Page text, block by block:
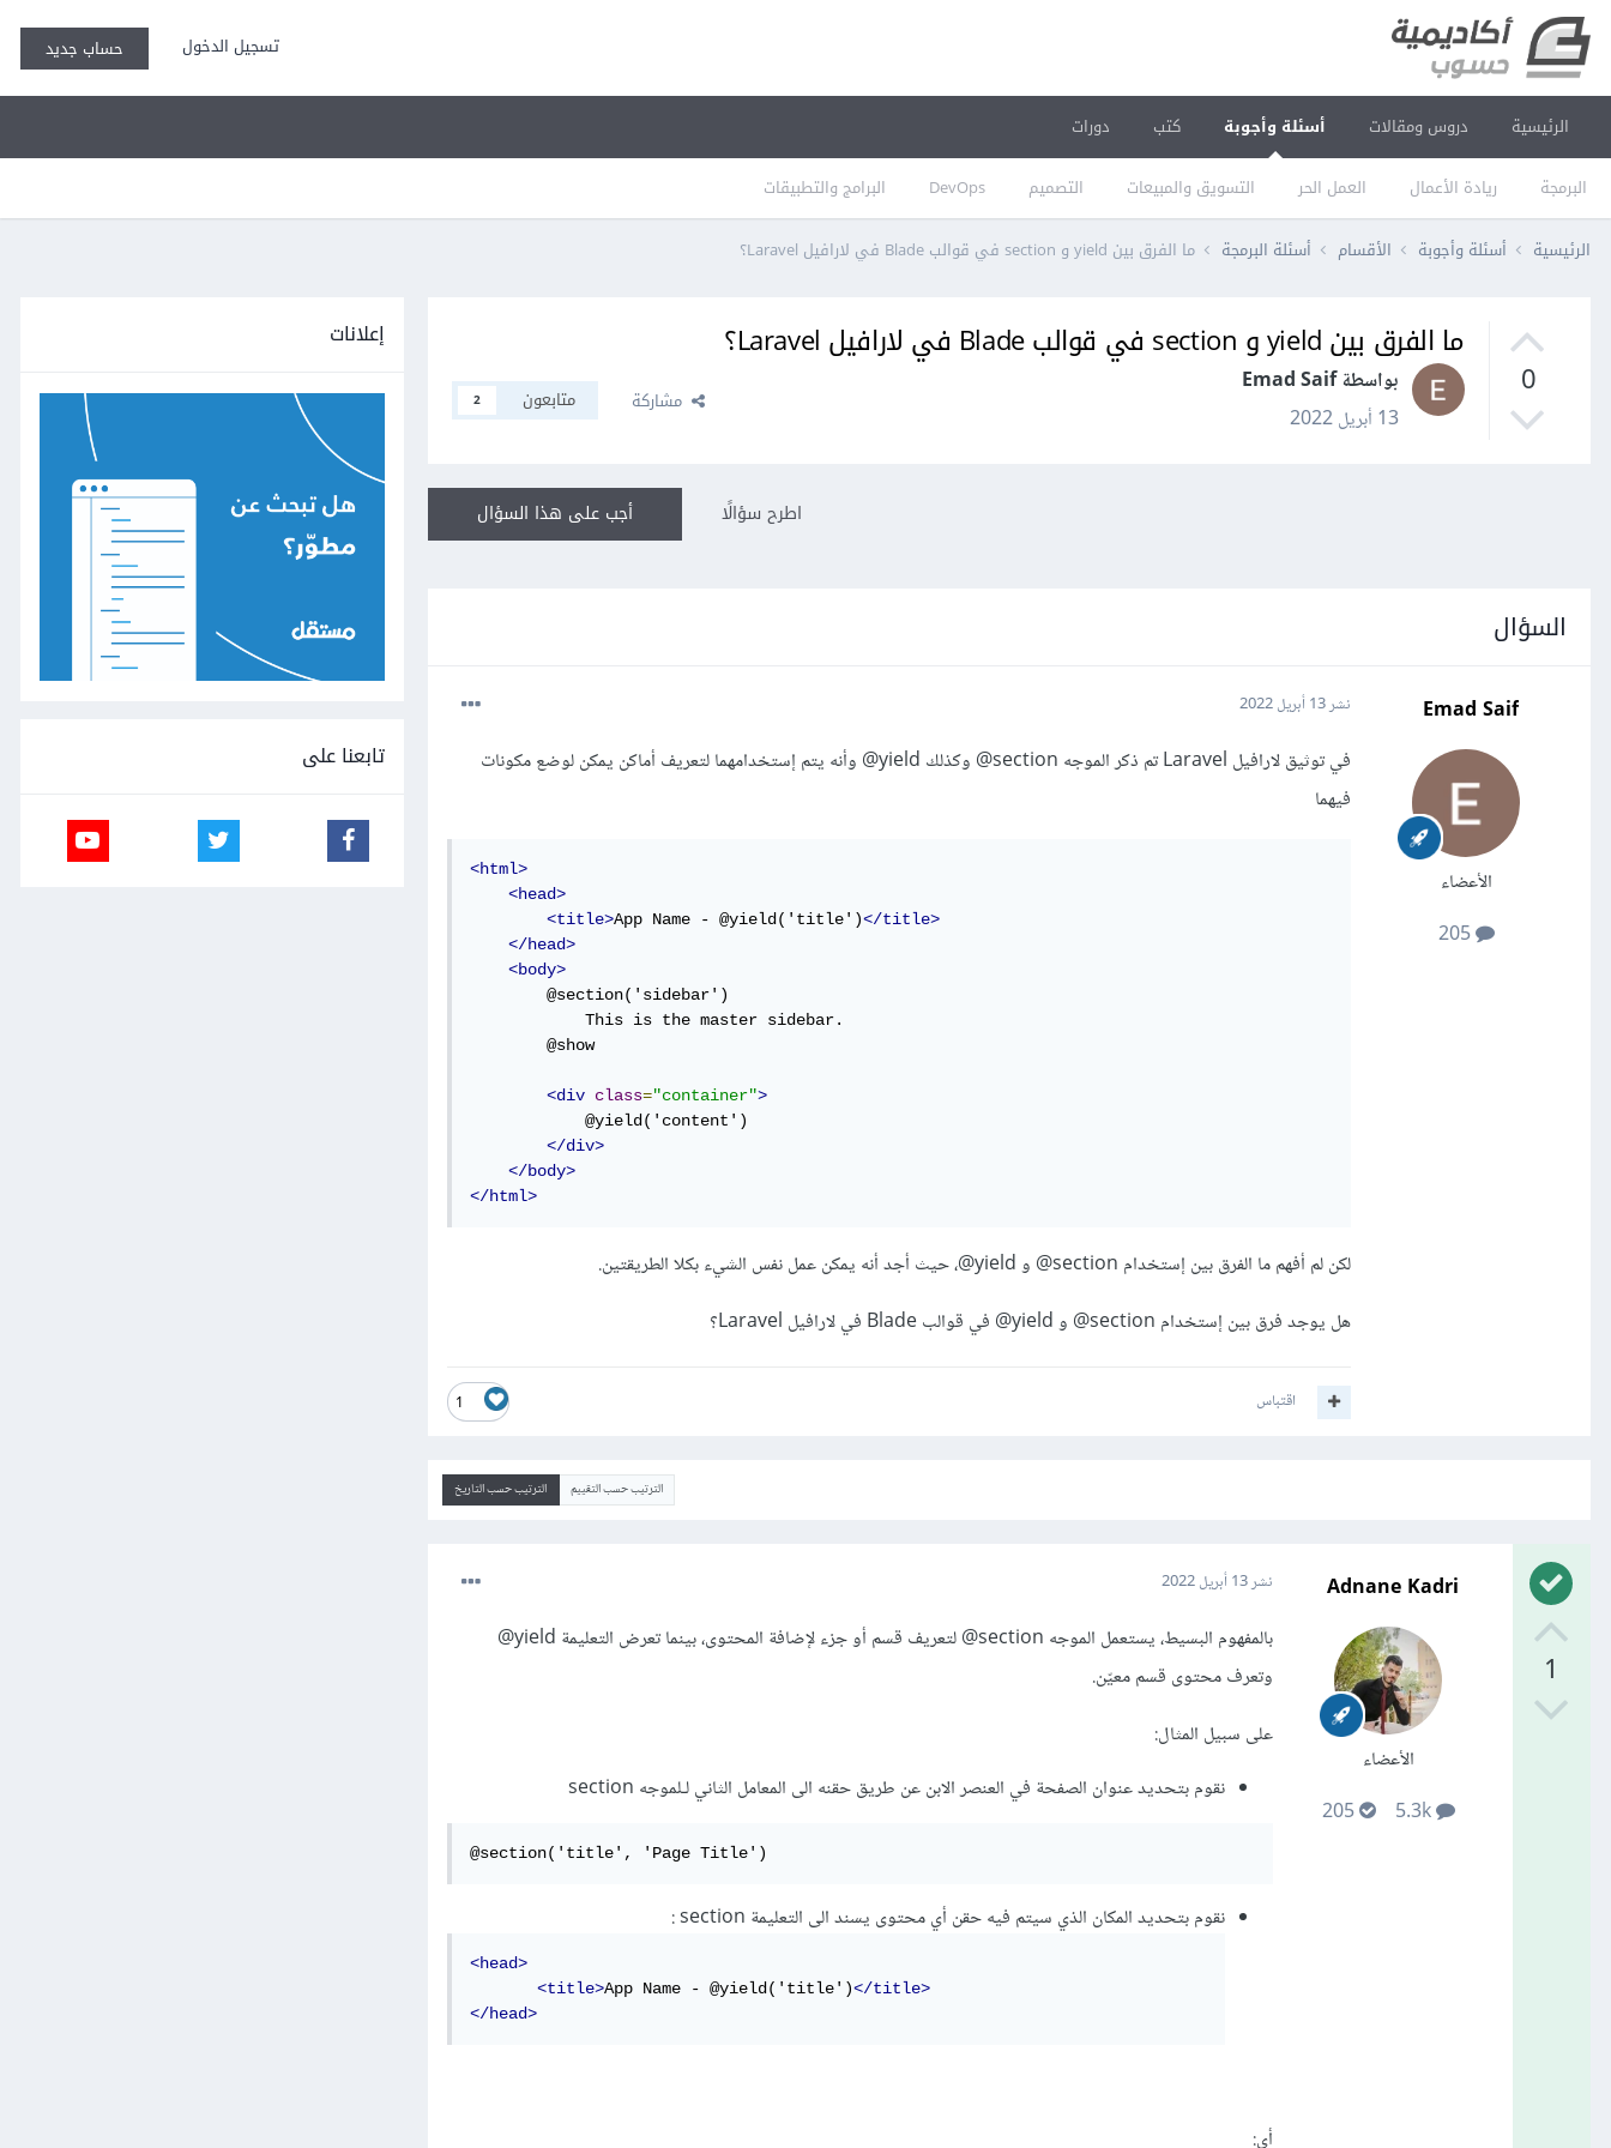
تسجيل الدخول حساب جديد
الرئيسية دروس ومقالات أسئلة وأجوبة
البرمجة ريادة الأعمال العمل الحر التسويق والمبيعات التصميم DevOps البرامج والتطبيقات
كتب دورات
الرئيسية أسئلة وأجوبة الأقسام أسئلة البرمجة ما الفرق بين yield و section في قوالب Blade في لارافيل Laravel؟
0
ما الفرق بين yield و section في قوالب Blade في لارافيل Laravel؟
بواسطة Emad Saif
13 أبريل 2022
مشاركة متابعون 2
أجب على هذا السؤال اطرح سؤالًا
السؤال
Emad Saif
الأعضاء
205
نشر13 أبريل 2022
في توثيق لارافيل Laravel تم ذكر الموجه section@ وكذلك yield@ وأنه يتم إستخدامهما لتعريف أماكن يمكن لوضع مكونات
فيهما
<html>
<head>
<title>App Name - @yield('title')</title>
</head>
<body>
        @section('sidebar')
            This is the master sidebar.
        @show
<div class="container">
            @yield('content')
</div>
</body>
</html>
لكن لم أفهم ما الفرق بين إستخدام section@ و yield@، حيث أجد أنه يمكن عمل نفس الشيء بكلا الطريقتين.
هل يوجد فرق بين إستخدام section@ و yield@ في قوالب Blade في لارافيل Laravel؟
1 اقتباس
الترتيب حسب التقييم الترتيب حسب التاريخ
1
Adnane Kadri
الأعضاء
5.3k
205
نشر13 أبريل 2022
بالمفهوم البسيط، يستعمل الموجه ‎@section لتعريف قسم أو جزء لإضافة المحتوى، بينما تعرض التعليمة ‎@yield
وتعرف محتوى قسم معيّن.
على سبيل المثال:
نقوم بتحديد عنوان الصفحة في العنصر الابن عن طريق حقنه الى المعامل الثاني لـلموجه section
@section('title', 'Page Title')
نقوم بتحديد المكان الذي سيتم فيه حقن أي محتوى يسند الى التعليمة section :
<head>
<title>App Name - @yield('title')</title>
</head>
أي:
إعلانات
تابعنا على